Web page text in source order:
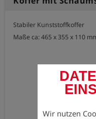
Wir nutzen
Stabiler Kunststoffkoffer
Maße ca: 465 x 355 x 110